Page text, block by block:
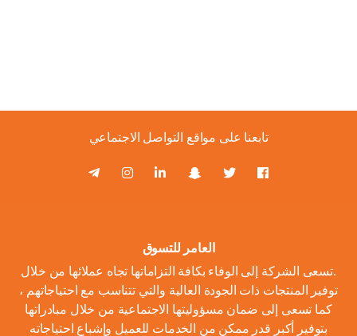
تابعنا على مواقع التواصل الاجتماعي
العامر للتسوق
.تسعى الشركة إلى الوفاء بكافة التزاماتها تجاه عملائها من خلال
توفير المنتجات ذات الجودة العالية والتي تتناسب مع احتياجاتهم ،
كما تسعى إلى ضمان مسؤوليتها الاجتماعية من خلال مبادراتها
بتوفير أكبر قدر ممكن من الخدمات للعميل وإشباع احتياجاته